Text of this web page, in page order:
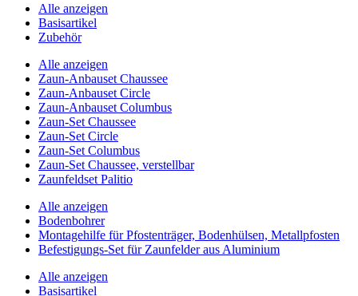
Alle anzeigen
Basisartikel
Zubehör
Alle anzeigen
Zaun-Anbauset Chaussee
Zaun-Anbauset Circle
Zaun-Anbauset Columbus
Zaun-Set Chaussee
Zaun-Set Circle
Zaun-Set Columbus
Zaun-Set Chaussee, verstellbar
Zaunfeldset Palitio
Alle anzeigen
Bodenbohrer
Montagehilfe für Pfostenträger, Bodenhülsen, Metallpfosten
Befestigungs-Set für Zaunfelder aus Aluminium
Alle anzeigen
Basisartikel